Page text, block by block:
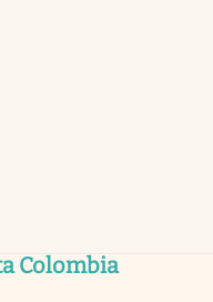
Colombia